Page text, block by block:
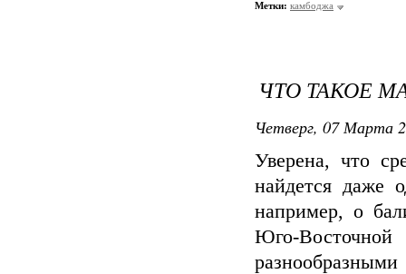
Метки: камбоджа
ЧТО ТАКОЕ
Четверг, 07 Марта
Уверена, что
найдется даже
например, о
Юго-